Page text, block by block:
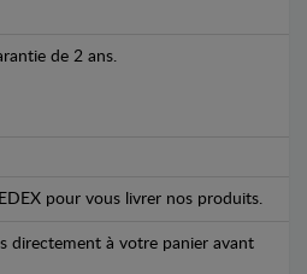
de 2 ans.
pour vous livrer nos produits.
directement à votre panier avant